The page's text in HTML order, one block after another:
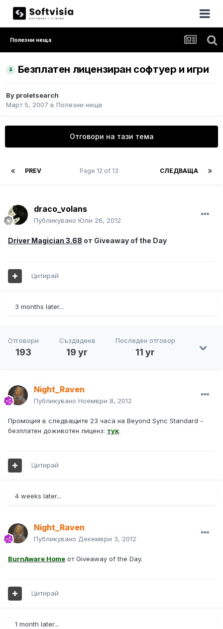
Полезни неща
Безплатен лицензиран софтуер и игри
By proletsearch
Март 5, 2007 в Полезни неща
Отговори на тази тема
PREV СЛЕДВАЩА
Page 12 of 13
draco_volans
Публикувано Юли 26, 2012
Driver Magician 3.68 от Giveaway of the Day
Цитирай
3 months later...
Отговори
193
Създадена
19 yr
Последен отговор
11 yr
Night_Raven
Публикувано Ноември 8, 2012
Промоция в следващите 23 часа на Beyond Sync Standard -
безплатен доживотен лиценз: тук.
Цитирай
4 weeks later...
Night_Raven
Публикувано Декември 3, 2012
BurnAware Home от Giveaway of the Day.
Цитирай
1 month later...